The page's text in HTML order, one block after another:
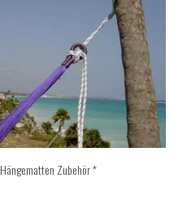
Hängematten Zubehör *